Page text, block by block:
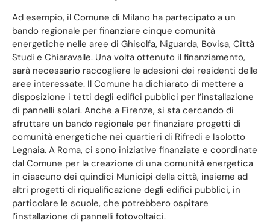
Ad esempio, il Comune di Milano ha partecipato a un
bando regionale per finanziare cinque comunità
energetiche nelle aree di Ghisolfa, Niguarda, Bovisa, Città
Studi e Chiaravalle. Una volta ottenuto il finanziamento,
sarà necessario raccogliere le adesioni dei residenti delle
aree interessate. Il Comune ha dichiarato di mettere a
disposizione i tetti degli edifici pubblici per l’installazione
di pannelli solari. Anche a Firenze, si sta cercando di
sfruttare un bando regionale per finanziare progetti di
comunità energetiche nei quartieri di Rifredi e Isolotto
Legnaia. A Roma, ci sono iniziative finanziate e coordinate
dal Comune per la creazione di una comunità energetica
in ciascuno dei quindici Municipi della città, insieme ad
altri progetti di riqualificazione degli edifici pubblici, in
particolare le scuole, che potrebbero ospitare
l’installazione di pannelli fotovoltaici.